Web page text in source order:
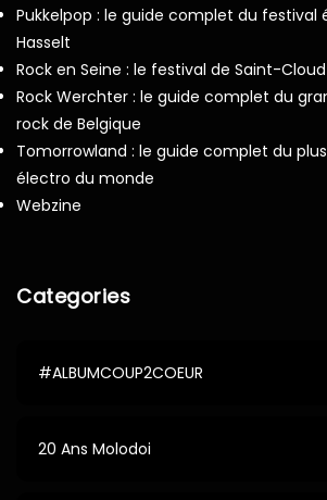
Pukkelpop : le guide complet du festival
Hasselt
Rock en Seine : le festival de Saint-Cloud
Rock Werchter : le guide complet du
rock de Belgique
Tomorrowland : le guide complet du
électro du monde
Webzine
Categories
#ALBUMCOUP2COEUR
20 Ans Molodoi